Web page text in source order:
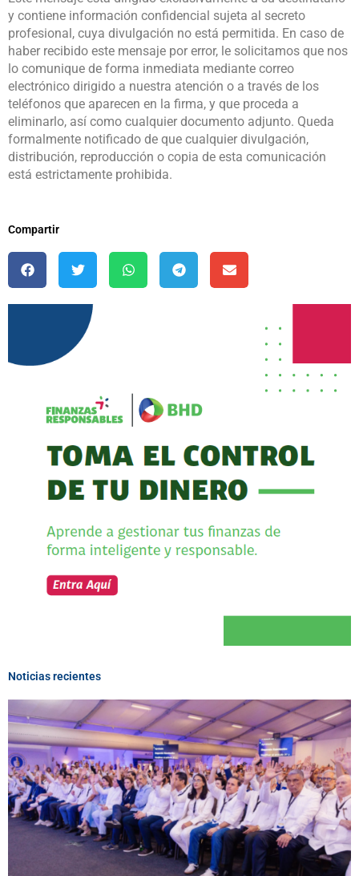
y contiene información confidencial sujeta al secreto
profesional, cuya divulgación no está permitida. En caso de
haber recibido este mensaje por error, le solicitamos que nos
lo comunique de forma inmediata mediante correo
electrónico dirigido a nuestra atención o a través de los
teléfonos que aparecen en la firma, y que proceda a
eliminarlo, así como cualquier documento adjunto. Queda
formalmente notificado de que cualquier divulgación,
distribución, reproducción o copia de esta comunicación
está estrictamente prohibida.
Compartir
Noticias recientes